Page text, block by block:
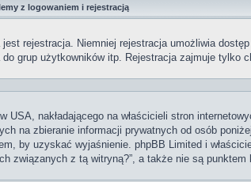
z logowaniem i rejestracją
rejestracja. Niemniej rejestracja umożliwia
grup użytkowników itp. Rejestracja zajmuje tylko
nakładającego na właścicieli stron
na zbieranie informacji prywatnych od osób
by uzyskać wyjaśnienie. phpBB Limited i
związanych z tą witryną?”, a także nie są